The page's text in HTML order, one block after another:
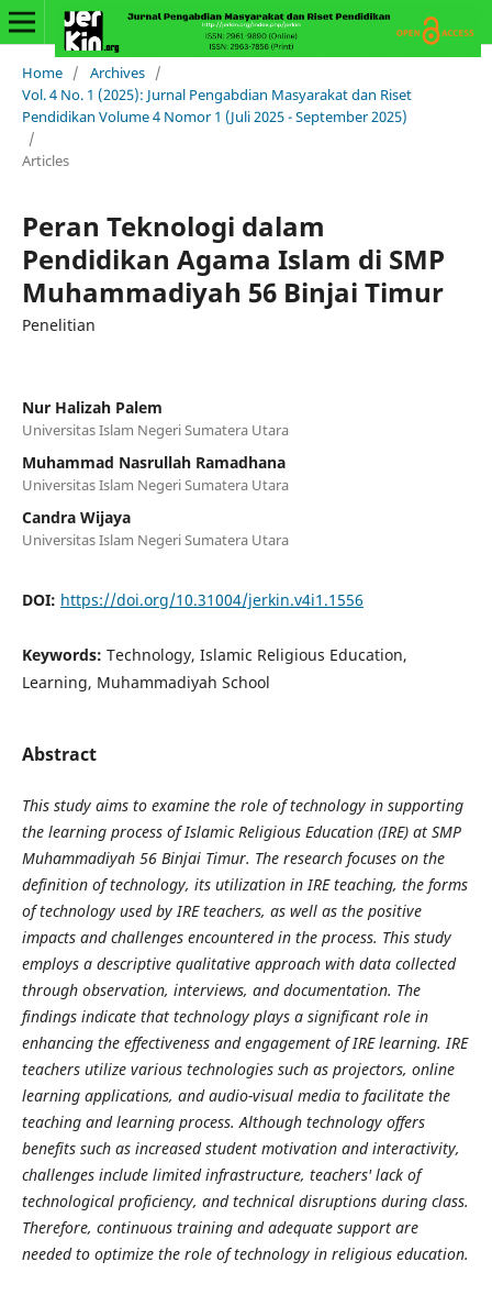
Home / Archives /
Vol. 4 No. 1 (2025): Jurnal Pengabdian Masyarakat dan Riset
Pendidikan Volume 4 Nomor 1 (Juli 2025 - September 2025)
/
Articles
Peran Teknologi dalam
Pendidikan Agama Islam di SMP
Muhammadiyah 56 Binjai Timur
Penelitian
Nur Halizah Palem
Universitas Islam Negeri Sumatera Utara
Muhammad Nasrullah Ramadhana
Universitas Islam Negeri Sumatera Utara
Candra Wijaya
Universitas Islam Negeri Sumatera Utara
DOI: https://doi.org/10.31004/jerkin.v4i1.1556
Keywords: Technology, Islamic Religious Education,
Learning, Muhammadiyah School
Abstract
This study aims to examine the role of technology in supporting
the learning process of Islamic Religious Education (IRE) at SMP
Muhammadiyah 56 Binjai Timur. The research focuses on the
definition of technology, its utilization in IRE teaching, the forms
of technology used by IRE teachers, as well as the positive
impacts and challenges encountered in the process. This study
employs a descriptive qualitative approach with data collected
through observation, interviews, and documentation. The
findings indicate that technology plays a significant role in
enhancing the effectiveness and engagement of IRE learning. IRE
teachers utilize various technologies such as projectors, online
learning applications, and audio-visual media to facilitate the
teaching and learning process. Although technology offers
benefits such as increased student motivation and interactivity,
challenges include limited infrastructure, teachers' lack of
technological proficiency, and technical disruptions during class.
Therefore, continuous training and adequate support are
needed to optimize the role of technology in religious education.